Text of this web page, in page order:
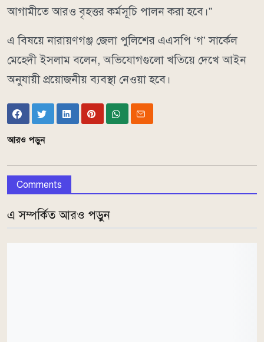
আগামীতে আরও বৃহত্তর কর্মসূচি পালন করা হবে।”
এ বিষয়ে নারায়ণগঞ্জ জেলা পুলিশের এএসপি ‘গ’ সার্কেল
মেহেদী ইসলাম বলেন, অভিযোগগুলো খতিয়ে দেখে আইন
অনুযায়ী প্রয়োজনীয় ব্যবস্থা নেওয়া হবে।
আরও পড়ুন
Comments
এ সম্পর্কিত আরও পড়ুন